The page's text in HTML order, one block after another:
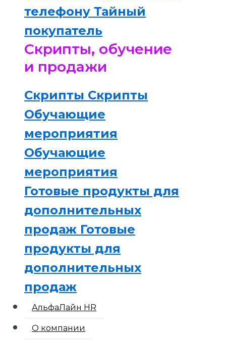
телефону Тайный
покупатель
Скрипты, обучение
и продажи
Скрипты Скрипты
Обучающие
мероприятия
Обучающие
мероприятия
Готовые продукты для
дополнительных
продаж Готовые
продукты для
дополнительных
продаж
АльфаЛайн HR
О компании